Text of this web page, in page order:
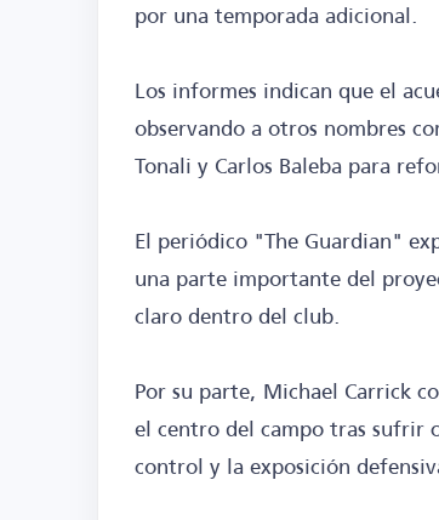
por una temporada adicional.
Los informes indican que el
observando a otros nombres
Tonali y Carlos Baleba para
El periódico "The Guardian"
una parte importante del
claro dentro del club.
Por su parte, Michael Carrick
el centro del campo tras sufrir
control y la exposición